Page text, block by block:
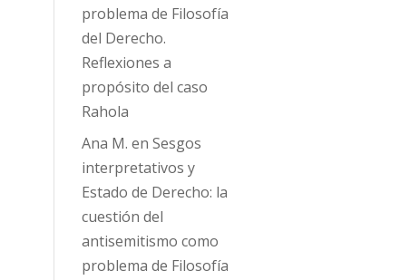
problema de Filosofía
del Derecho.
Reflexiones a
propósito del caso
Rahola
Ana M. en Sesgos
interpretativos y
Estado de Derecho: la
cuestión del
antisemitismo como
problema de Filosofía